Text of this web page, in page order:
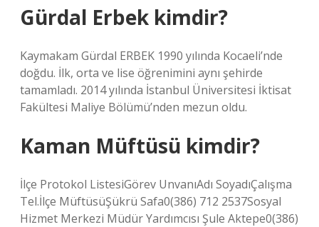
Gürdal Erbek kimdir?
Kaymakam Gürdal ERBEK 1990 yılında Kocaeli’nde
doğdu. İlk, orta ve lise öğrenimini aynı şehirde
tamamladı. 2014 yılında İstanbul Üniversitesi İktisat
Fakültesi Maliye Bölümü’nden mezun oldu.
Kaman Müftüsü kimdir?
İlçe Protokol ListesiGörev UnvanıAdı SoyadıÇalışma
Tel.İlçe MüftüsüŞükrü Safa0(386) 712 2537Sosyal
Hizmet Merkezi Müdür Yardımcısı Şule Aktepe0(386)